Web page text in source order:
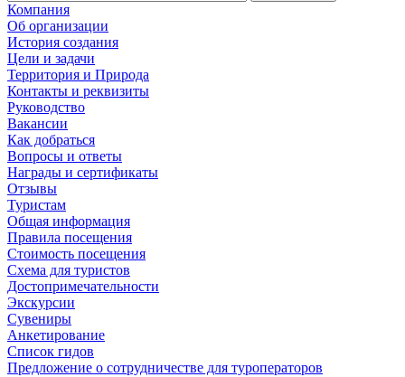
Компания
Об организации
История создания
Цели и задачи
Территория и Природа
Контакты и реквизиты
Руководство
Вакансии
Как добраться
Вопросы и ответы
Награды и сертификаты
Отзывы
Туристам
Общая информация
Правила посещения
Стоимость посещения
Схема для туристов
Достопримечательности
Экскурсии
Сувениры
Анкетирование
Список гидов
Предложение о сотрудничестве для туроператоров